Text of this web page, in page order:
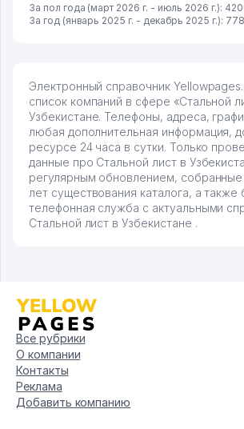
За пол года (март 2026 г. - июль 2026 г.):
За год (январь 2025 г. - декабрь 2025 г.):
Электронный справочник
список компаний в сфере «Стальной
Узбекистане. Телефоны, адреса,
любая дополнительная информация,
ресурсе 24 часа в сутки. Только
данные про Стальной лист в
регулярным обновлением, собранные
лет существования каталога, а также
телефонная служба с актуальными
Стальной лист в Узбекистане .
Все рубрики
О компании
Контакты
Реклама
Добавить компанию